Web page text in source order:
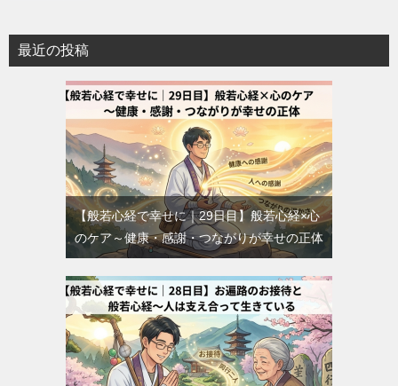
最近の投稿
【般若心経で幸せに｜29日目】般若心経×心
のケア～健康・感謝・つながりが幸せの正体